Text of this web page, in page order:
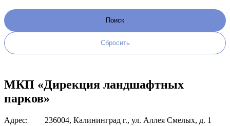
МКП «Дирекция ландшафтных
парков»
Адрес:
236004, Калининград г., ул. Аллея Смелых, д. 1